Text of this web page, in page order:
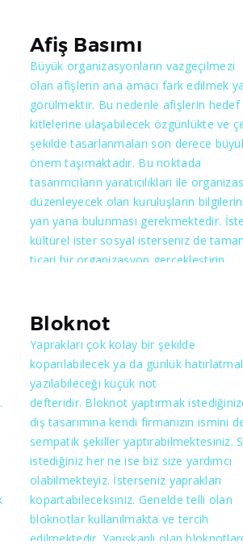
Afiş Basımı
Büyük organizasyonların vazgeçilmezi
olan afişlerin ana amacı fark edilmek
görülmektir. Bu nedenle afişlerin hedef
kitlelerine ulaşabilecek özgünlükte ve
şekilde tasarlanmaları son derece
önem taşımaktadır. Bu noktada
tasarımcıların yaratıcılıkları ile
düzenleyecek olan kuruluşların
yan yana bulunması gerekmektedir.
kültürel ister sosyal isterseniz de
ticari bir organizasyon gerçekleştirin
duyurma işlevlerini yerine
Ancak diğer reklam ürünlerinden farklı
en önemli kısmı dikkat çekmek
özenle hazırlanması ve sunulması
gerekmektedir. Asılacağı yer ve
açısından, bez ve kağıt gibi materyaller
kullanılarak üretilebilmektedir.
Bloknot
Yaprakları çok kolay bir şekilde
koparılabilecek ya da günlük
yazılabileceği küçük not
defteridir. Bloknot yaptırmak
dış tasarımına kendi firmanızın ismini
sempatik şekiller yaptırabilmektesiniz.
istediğiniz her ne ise biz size yardımcı
olabilmekteyiz. İsterseniz yaprakları
kopartabileceksiniz. Genelde telli olan
bloknotlar kullanılmakta ve tercih
edilmektedir. Yapışkanlı olan